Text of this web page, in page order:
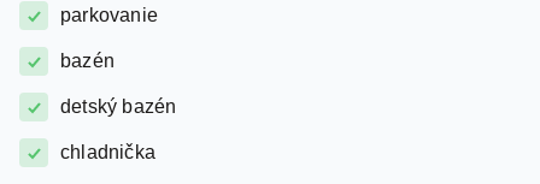
bazén
detský bazén
chladnička
klimatizácia na izbe